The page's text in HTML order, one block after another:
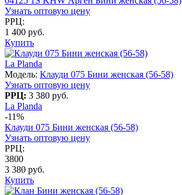
Узнать оптовую цену
РРЦ:
1 400 руб.
Купить
La Planda
Модель: Клауди 075 Бини женская (56-58)
Узнать оптовую цену
РРЦ: 3 380 руб.
La Planda
-11%
Клауди 075 Бини женская (56-58)
Узнать оптовую цену
РРЦ:
3800
3 380 руб.
Купить